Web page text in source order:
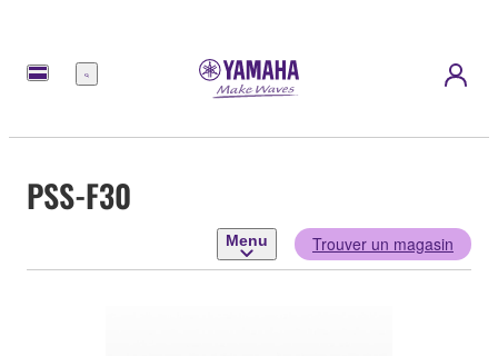
Menu
PSS-F30
Menu Trouver un magasin